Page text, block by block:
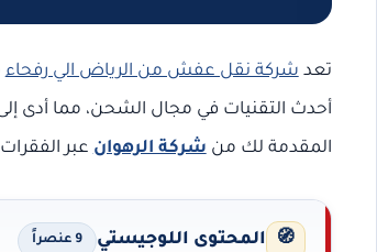
تعدشركة نقل عفش من الرياض الي رفحاء
أحدث التقنيات في مجال الشحن، مما أدى
المقدمة لك منشركة الرهوانعبر الفقرات
🧭 المحتوى اللوجيستي 9 عنصراً